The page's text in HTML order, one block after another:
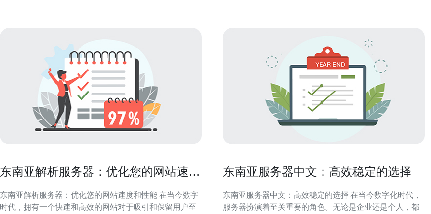
东南亚解析服务器：优化您的网站速度
东南亚解析服务器：优化您的网站速度和性能 在当今数字
时代，拥有一个快速和高效的网站对于吸引和保留用户至
东南亚服务器中文：高效稳定的选择
东南亚服务器中文：高效稳定的选择 在当今数字化时代，
服务器扮演着至关重要的角色。无论是企业还是个人，都